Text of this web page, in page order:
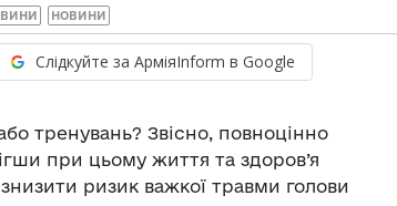
НОВИНИ
Слідкуйте за АрміяInform в Google
тренувань? Звісно, повноцінно
при цьому життя та здоров’я
ризик важкої травми голови